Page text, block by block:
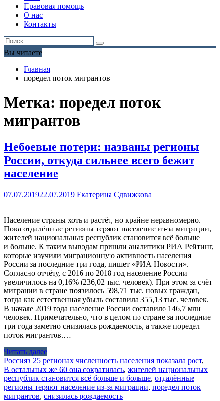
Правовая помощь
О нас
Контакты
Вы читаете
Главная
поредел поток мигрантов
Метка: поредел поток
мигрантов
Небоевые потери: названы регионы
России, откуда сильнее всего бежит
население
07.07.201922.07.2019 Екатерина Сдвижкова
Население страны хоть и растёт, но крайне неравномерно.
Пока отдалённые регионы теряют население из-за миграции,
жителей национальных республик становится всё больше
и больше. К таким выводам пришли аналитики РИА Рейтинг,
которые изучили миграционную активность населения
России за последние три года, пишет «РИА Новости».
Согласно отчёту, с 2016 по 2018 год население России
увеличилось на 0,16% (236,02 тыс. человек). При этом за счёт
миграции в стране появилось 598,71 тыс. новых граждан,
тогда как естественная убыль составила 355,13 тыс. человек.
В начале 2019 года население России составило 146,7 млн
человек. Примечательно, что в целом по стране за последние
три года заметно снизилась рождаемость, а также поредел
поток мигрантов.…
Читать далее
Россияв 25 регионах численность населения показала рост,
В остальных же 60 она сократилась, жителей национальных
республик становится всё больше и больше, отдалённые
регионы теряют население из-за миграции, поредел поток
мигрантов, снизилась рождаемость